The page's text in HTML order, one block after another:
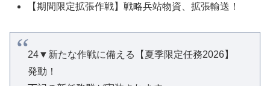
【期間限定拡張作戦】戦略兵站物資、拡張輸送！
24▼新たな作戦に備える【夏季限定任務2026】
発動！